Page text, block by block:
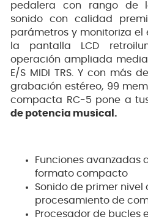
pedalera con rango de
sonido con calidad
parámetros y monitoriza el
la pantalla LCD
operación ampliada
E/S MIDI TRS. Y con más
grabación estéreo, 99
compacta RC-5 pone a
de potencia musical.
Funciones avanzadas
formato compacto
Sonido de primer nivel
procesamiento de
Procesador de bucles